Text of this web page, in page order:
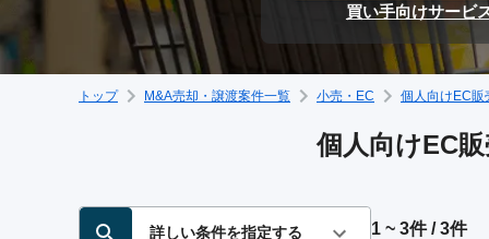
買い手向けサービ
トップ M&A売却・譲渡案件一覧 小売・EC 個人向けEC販
個人向けEC
詳しい条件を指定する 1 ~ 3件 / 3件